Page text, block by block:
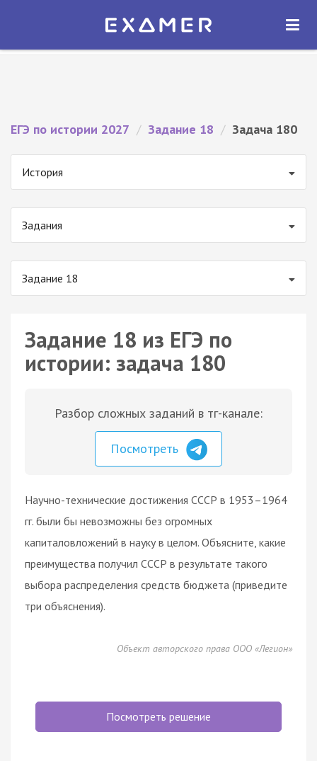
Экзамер — ЕГЭ 2027
ОТКРЫТЬ
ЕГЭ по истории 2027 / Задание 18 / Задача 180
История
Задания
Задание 18
Задание 18 из ЕГЭ по
истории: задача 180
Разбор сложных заданий в тг-канале:
Посмотреть
Научно-технические достижения СССР в 1953–1964
гг. были бы невозможны без огромных
капиталовложений в науку в целом. Объясните, какие
преимущества получил СССР в результате такого
выбора распределения средств бюджета (приведите
три объяснения).
Объект авторского права ООО «Легион»
Посмотреть решение